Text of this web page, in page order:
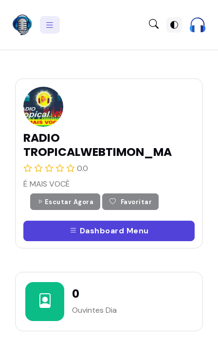
RADIO
TROPICALWEBTIMON_MA
0.0
É MAIS VOCÊ
Escutar Agora Favoritar
Dashboard Menu
0
Ouvintes Dia